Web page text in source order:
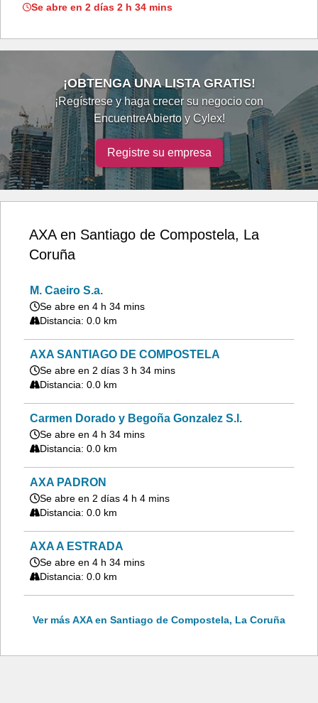
Se abre en 2 días 2 h 34 mins
¡OBTENGA UNA LISTA GRATIS!
¡Regístrese y haga crecer su negocio con
EncuentreAbierto y Cylex!
Registre su empresa
AXA en Santiago de Compostela, La
Coruña
M. Caeiro S.a.
Se abre en 4 h 34 mins
Distancia: 0.0 km
AXA SANTIAGO DE COMPOSTELA
Se abre en 2 días 3 h 34 mins
Distancia: 0.0 km
Carmen Dorado y Begoña Gonzalez S.l.
Se abre en 4 h 34 mins
Distancia: 0.0 km
AXA PADRON
Se abre en 2 días 4 h 4 mins
Distancia: 0.0 km
AXA A ESTRADA
Se abre en 4 h 34 mins
Distancia: 0.0 km
Ver más AXA en Santiago de Compostela, La Coruña